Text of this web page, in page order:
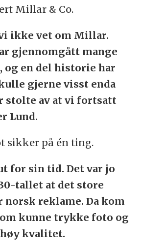
Millar & Co.
ikke vet om Millar.
gjennomgått mange
en del historie har
gjerne visst enda
stolte av at vi fortsatt
Lund.
sikker på én ting.
for sin tid. Det var jo
tallet at det store
reklame. Da kom
kunne trykke foto og
kvalitet.